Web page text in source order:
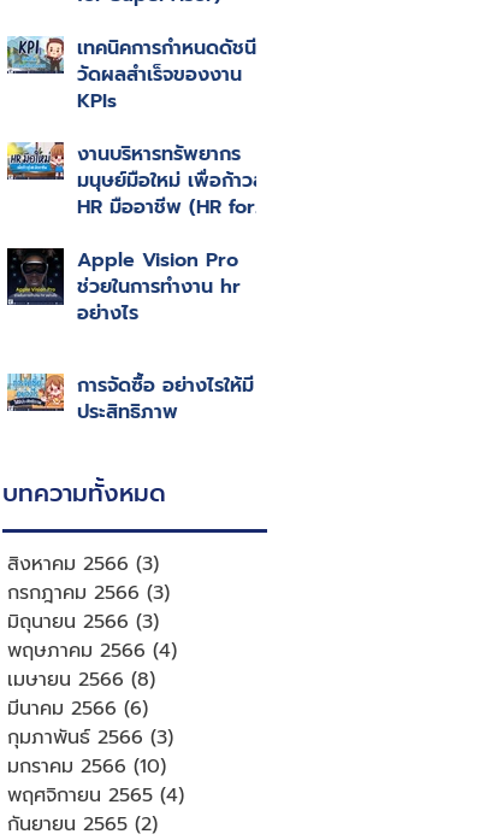
เทคนิคการกำหนดดัชนีชี้
วัดผลสำเร็จของงาน
KPIs
งานบริหารทรัพยากร
มนุษย์มือใหม่ เพื่อก้าวสู่
HR มืออาชีพ (HR for
Apple Vision Pro
ช่วยในการทำงาน hr
อย่างไร
การจัดซื้อ อย่างไรให้มี
ประสิทธิภาพ
บทความทั้งหมด
สิงหาคม 2566 (3)
กรกฎาคม 2566 (3)
มิถุนายน 2566 (3)
พฤษภาคม 2566 (4)
เมษายน 2566 (8)
มีนาคม 2566 (6)
กุมภาพันธ์ 2566 (3)
มกราคม 2566 (10)
พฤศจิกายน 2565 (4)
กันยายน 2565 (2)